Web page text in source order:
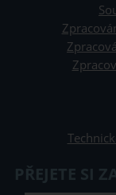
PŘEJETE SI